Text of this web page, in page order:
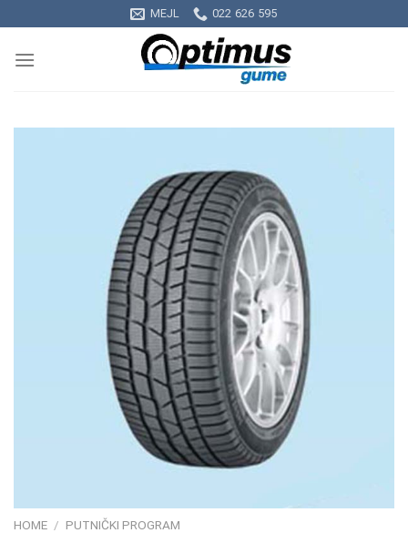
to
content
MEJL 022 626 595
HOME / PUTNIČKI PROGRAM